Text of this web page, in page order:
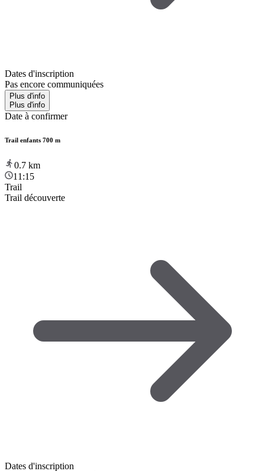
Dates d'inscription
Pas encore communiquées
Plus d'info
Plus d'info
Date à confirmer
Trail enfants 700 m
0.7 km
11:15
Trail
Trail découverte
Dates d'inscription